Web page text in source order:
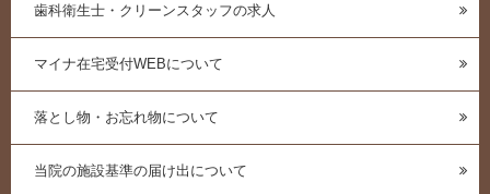
歯科衛生士・クリーンスタッフの求人
マイナ在宅受付WEBについて
落とし物・お忘れ物について
当院の施設基準の届け出について